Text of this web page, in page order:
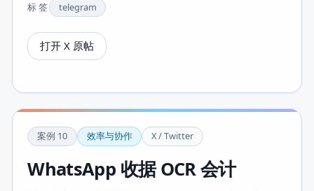
标签 telegram
打开 X 原帖
案例 10 效率与协作 X / Twitter
WhatsApp 收据 OCR 会计